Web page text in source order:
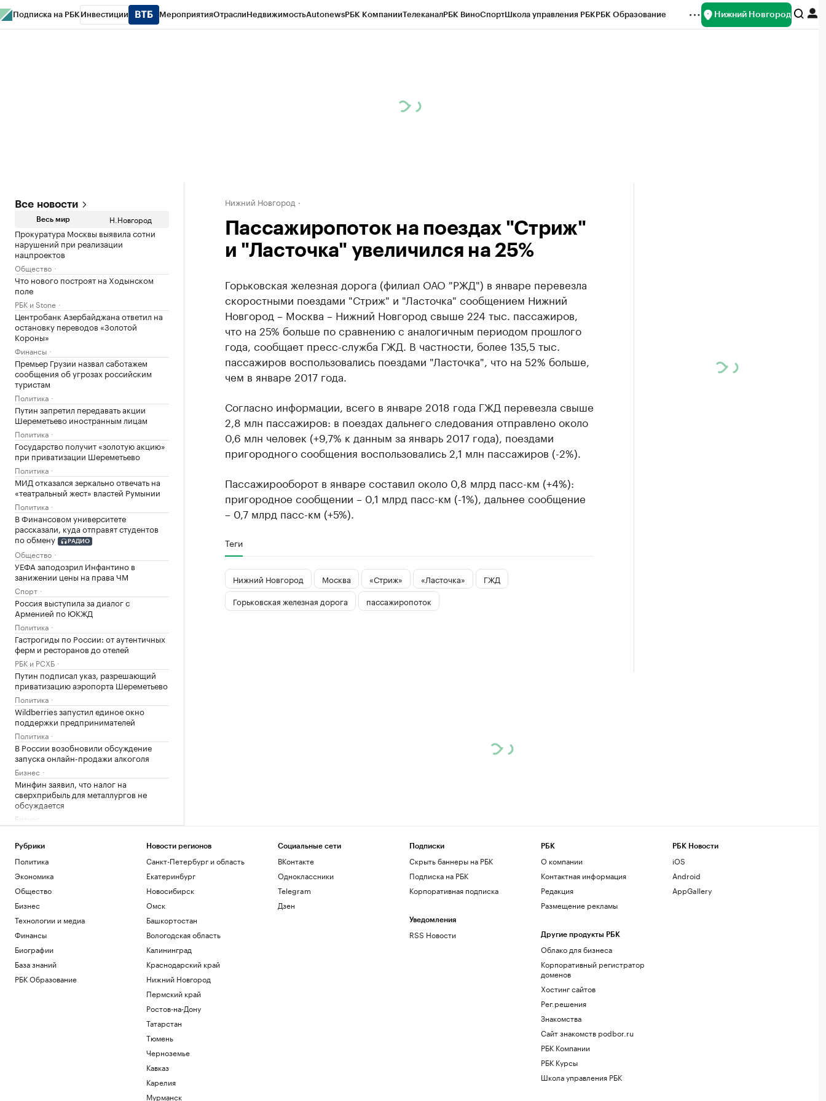
Подписка на РБК Инвестиции МероприятияОтраслиНедвижимостьAutonewsРБК КомпанииТелеканалРБК ВиноСпортШкола управления РБКРБК Образование Нижний Новгород
Все новости
Весь мир Н.Новгород
Прокуратура Москвы выявила сотни
нарушений при реализации
нацпроектов
Общество
Что нового построят на Ходынском
поле
РБК и Stone
Центробанк Азербайджана ответил на
остановку переводов «Золотой
Короны»
Финансы
Премьер Грузии назвал саботажем
сообщения об угрозах российским
туристам
Политика
Путин запретил передавать акции
Шереметьево иностранным лицам
Политика
Государство получит «золотую акцию»
при приватизации Шереметьево
Политика
МИД отказался зеркально отвечать на
«театральный жест» властей Румынии
Политика
В Финансовом университете
рассказали, куда отправят студентов
по обмену
РАДИО
Общество
УЕФА заподозрил Инфантино в
занижении цены на права ЧМ
Спорт
Россия выступила за диалог с
Арменией по ЮКЖД
Политика
Гастрогиды по России: от аутентичных
ферм и ресторанов до отелей
РБК и РСХБ
Путин подписал указ, разрешающий
приватизацию аэропорта Шереметьево
Политика
Wildberries запустил единое окно
поддержки предпринимателей
Политика
В России возобновили обсуждение
запуска онлайн-продажи алкоголя
Бизнес
Минфин заявил, что налог на
сверхприбыль для металлургов не
обсуждается
Бизнес
Минфин разработал законопроект об
акцизе на импортную сталь
Власти задумались о налоговых льготах
для пострадавших продавцов WB
Экономика
Сети бургерных ответили на тесты
Роскачества удивлением и
несогласием
Общество
Единая Лига ВТБ на следующий сезон
осталась без иностранных команд
Как бывший посол Украины в США
стала фигурантом двух уголовных дел
Нижний Новгород
Пассажиропоток на поездах "Стриж"
и "Ласточка" увеличился на 25%
Горьковская железная дорога (филиал ОАО "РЖД") в январе перевезла
скоростными поездами "Стриж" и "Ласточка" сообщением Нижний
Новгород – Москва – Нижний Новгород свыше 224 тыс. пассажиров,
что на 25% больше по сравнению с аналогичным периодом прошлого
года, сообщает пресс-служба ГЖД. В частности, более 135,5 тыс.
пассажиров воспользовались поездами "Ласточка", что на 52% больше,
чем в январе 2017 года.
Согласно информации, всего в январе 2018 года ГЖД перевезла свыше
2,8 млн пассажиров: в поездах дальнего следования отправлено около
0,6 млн человек (+9,7% к данным за январь 2017 года), поездами
пригородного сообщения воспользовались 2,1 млн пассажиров (-2%).
Пассажирооборот в январе составил около 0,8 млрд пасс-км (+4%):
пригородное сообщении – 0,1 млрд пасс-км (-1%), дальнее сообщение
– 0,7 млрд пасс-км (+5%).
Теги
Нижний Новгород Москва «Стриж» «Ласточка»
ГЖД
Горьковская железная дорога
пассажиропоток
Рубрики
Политика
Экономика
Общество
Бизнес
Технологии и медиа
Финансы
Биографии
База знаний
РБК Образование
Новости регионов
Санкт-Петербург и область
Екатеринбург
Новосибирск
Омск
Башкортостан
Вологодская область
Калининград
Краснодарский край
Нижний Новгород
Пермский край
Ростов-на-Дону
Татарстан
Тюмень
Черноземье
Кавказ
Карелия
Мурманск
Социальные сети
ВКонтакте
Одноклассники
Telegram
Дзен
Подписки
Скрыть баннеры на РБК
Подписка на РБК
Корпоративная подписка
Уведомления
RSS Новости
РБК
О компании
Контактная информация
Редакция
Размещение рекламы
Другие продукты РБК
Облако для бизнеса
Корпоративный регистратор
доменов
Хостинг сайтов
Рег.решения
Знакомства
Сайт знакомств podbor.ru
РБК Компании
РБК Курсы
Школа управления РБК
РБК Новости
iOS
Android
AppGallery